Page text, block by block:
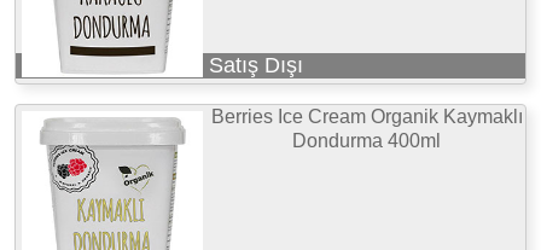
Satış Dışı
Berries Ice Cream Organik Kaymaklı
Dondurma 400ml